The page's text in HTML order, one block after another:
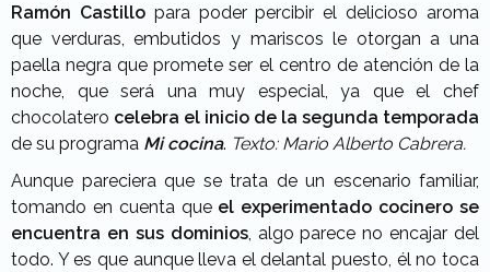
Ramón Castillopara poder percibir el delicioso aroma
que verduras, embutidos y mariscos le otorgan a una
paella negra que promete ser el centro de atención de la
noche, que será una muy especial, ya que el chef
chocolatero celebra el inicio de la segunda temporada
de su programa Mi cocina. Texto: Mario Alberto Cabrera.
Aunque pareciera que se trata de un escenario familiar,
tomando en cuenta que el experimentado cocinero se
encuentra en sus dominios, algo parece no encajar del
todo. Y es que aunque lleva el delantal puesto, él no toca